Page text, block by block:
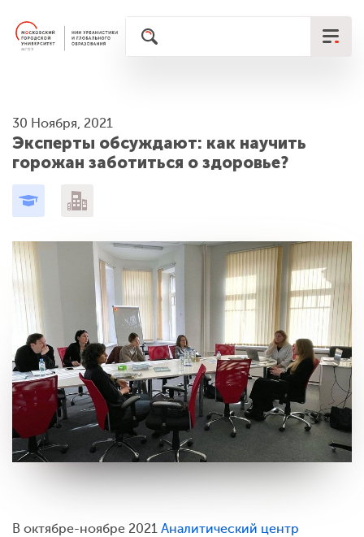
30 Ноября, 2021
Эксперты обсуждают: как научить
горожан заботиться о здоровье?
В октябре-ноябре 2021 Аналитический центр